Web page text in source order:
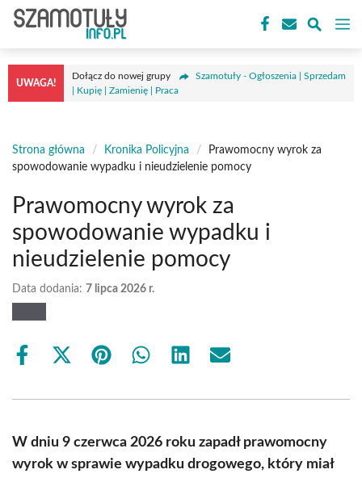
Przejdź
treści
UWAGA!
Dołącz do nowej grupy
Szamotuły - Ogłoszenia | Sprzedam
| Kupię | Zamienię | Praca
Strona główna / Kronika Policyjna /
Prawomocny wyrok za
spowodowanie wypadku i nieudzielenie pomocy
Prawomocny wyrok za
spowodowanie wypadku i
nieudzielenie pomocy
Data dodania: 7 lipca 2026 r.
Share
Share
(Twitter)
Share Share Share Share
W dniu 9 czerwca 2026 roku zapadł prawomocny
wyrok w sprawie wypadku drogowego, który miał